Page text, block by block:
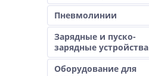
Пневмолинии
Зарядные и пуско-
зарядные устройства
Оборудование для